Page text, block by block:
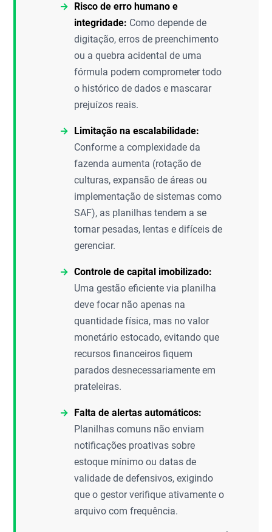
Risco de erro humano e
integridade: Como depende de
digitação, erros de preenchimento
ou a quebra acidental de uma
fórmula podem comprometer todo
o histórico de dados e mascarar
prejuízos reais.
Limitação na escalabilidade:
Conforme a complexidade da
fazenda aumenta (rotação de
culturas, expansão de áreas ou
implementação de sistemas como
SAF), as planilhas tendem a se
tornar pesadas, lentas e difíceis de
gerenciar.
Controle de capital imobilizado:
Uma gestão eficiente via planilha
deve focar não apenas na
quantidade física, mas no valor
monetário estocado, evitando que
recursos financeiros fiquem
parados desnecessariamente em
prateleiras.
Falta de alertas automáticos:
Planilhas comuns não enviam
notificações proativas sobre
estoque mínimo ou datas de
validade de defensivos, exigindo
que o gestor verifique ativamente o
arquivo com frequência.